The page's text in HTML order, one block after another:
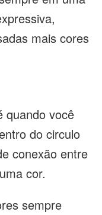
mais cores
quando você
do circulo
conexão entre
cor.
sempre